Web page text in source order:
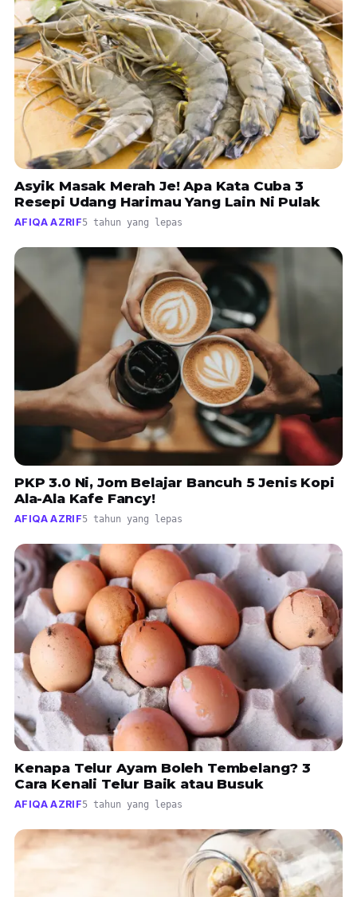
Asyik Masak Merah Je! Apa Kata Cuba 3
Resepi Udang Harimau Yang Lain Ni Pulak
AFIQA AZRIF5 tahun yang lepas
PKP 3.0 Ni, Jom Belajar Bancuh 5 Jenis Kopi
Ala-Ala Kafe Fancy!
AFIQA AZRIF5 tahun yang lepas
Kenapa Telur Ayam Boleh Tembelang? 3
Cara Kenali Telur Baik atau Busuk
AFIQA AZRIF5 tahun yang lepas